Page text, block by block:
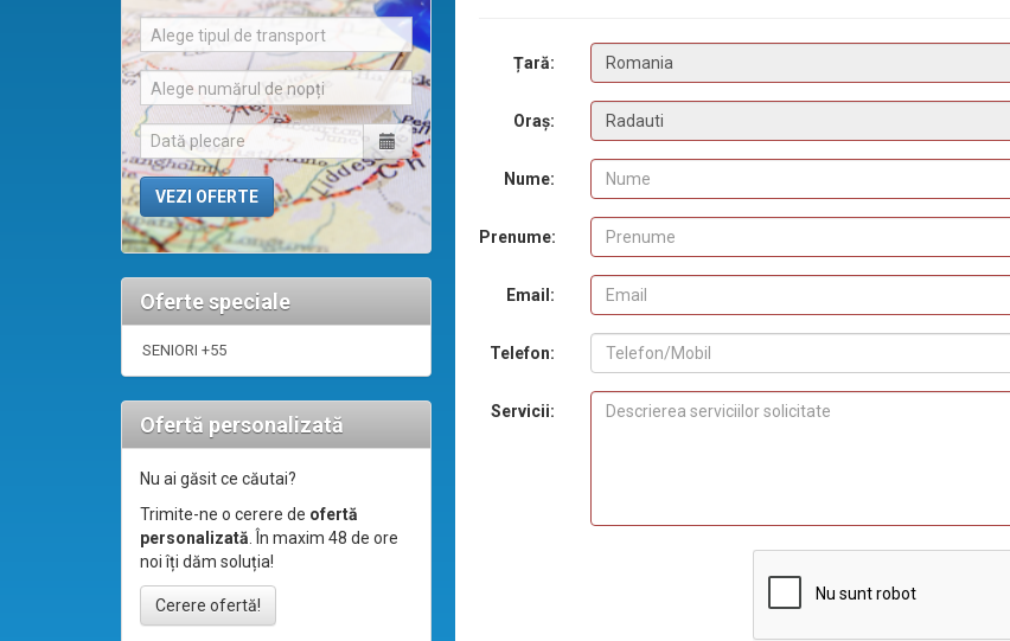
Alege tipul de transport
Alege numărul de nopți
Oferte speciale
SENIORI +55
Ofertă personalizată
Nu ai găsit ce căutai?
Trimite-ne o cerere de ofertă
personalizată. În maxim 48 de ore
noi îți dăm soluția!
Cerere ofertă!
Țară:
Oraș:
Nume:
Prenume:
Email:
Telefon:
Servicii: